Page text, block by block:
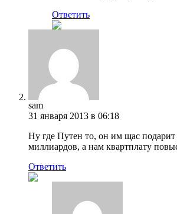
Ответить
sam
31 января 2013 в 06:18
Ну где Путен то, он им щас подарит
миллиардов, а нам квартплату
Ответить